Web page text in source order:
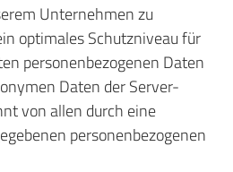
Unternehmen zu
optimales Schutzniveau für
personenbezogenen Daten
Daten der Server-
von allen durch eine
personenbezogenen